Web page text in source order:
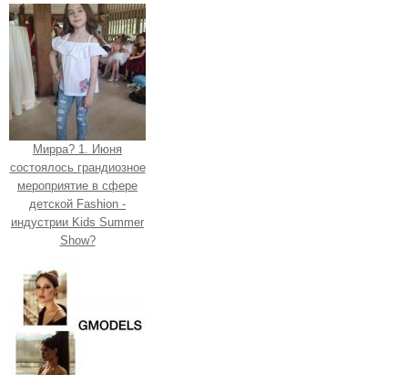
Мирра? 1. Июня
состоялось грандиозное
мероприятие в сфере
детской Fashion -
индустрии Kids Summer
Show?